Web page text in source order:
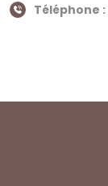
Téléphone :